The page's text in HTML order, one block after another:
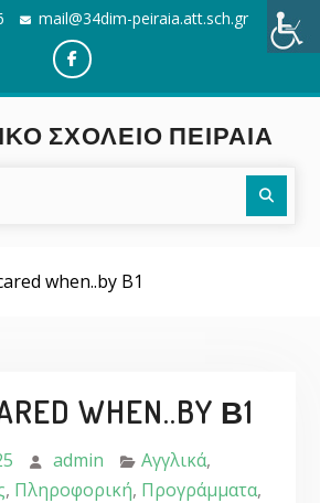
mail@34dim-peiraia.att.sch.gr
ΣΧΟΛΕΊΟ ΠΕΙΡΑΙΆ
when..by Β1
WHEN..BY Β1
admin Αγγλικά,
, Πληροφορική, Προγράμματα,